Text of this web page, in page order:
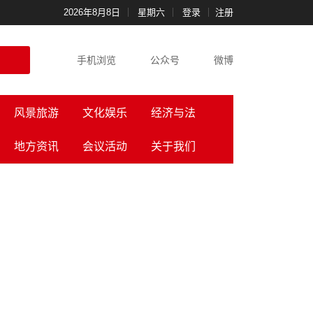
2026年8月8日 星期六 登录 注册
手机浏览 公众号 微博
风景旅游 文化娱乐 经济与法
地方资讯 会议活动 关于我们